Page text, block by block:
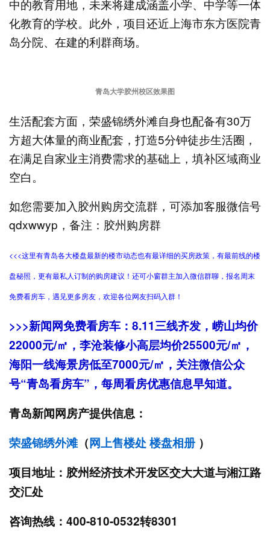
中的教育用地，未来将建成涵盖小学、中学等一体
化教育的学校。此外，项目还近上海市东方医院青
岛分院、在建的利群商场。
青岛大学胶州校区效果图
生活配套方面，荣盛锦绣外滩自身也配备有30万
方超大体量的商业配套，打造5分钟徒步生活圈，
在满足自家业主消费需求的基础上，填补区域商业
空白。
如您需要加入胶州购房交流群，可添加客服微信号
qdxwwyp，备注：胶州购房群
<<<这里有青岛各大楼盘最新的楼市动态也有最详细的买房政策，有最前线的楼
盘秘照，更有最私人订制的购房建议！还可小窗群主加入微信群聊，报名周末
免费看房车，遇见更多房友，欢迎各位网友扫码入群！
>>>新闻网免费看房车：8.11三线齐发，崂山均价
22000元/㎡，李沧装修小高层均价25500元/㎡，
海阳一线海景房低至7000元/㎡，关注微信公众
号“青岛看房车”，每周看房优惠信息早知道。
青岛新闻网房产提供信息：
荣盛锦绣外滩 （网上售楼处楼盘相册 ）
项目地址：胶州经济技术开发区交大大道与湘江路
交汇处
咨询热线：400-810-0532转8301